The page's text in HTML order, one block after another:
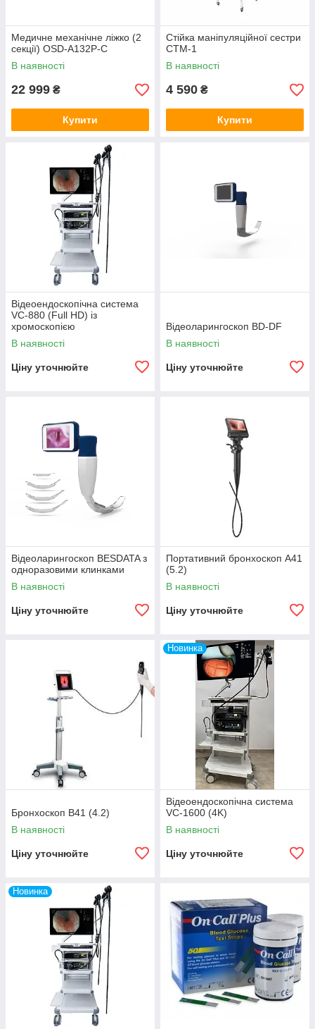
Медичне механічне ліжко (2
секції) OSD-A132P-C
В наявності
22 999 ₴
Купити
Стійка маніпуляційної сестри
СТМ-1
В наявності
4 590 ₴
Купити
Відеоендоскопічна система
VC-880 (Full HD) із
хромоскопією
В наявності
Ціну уточнюйте
Відеоларингоскоп BD-DF
В наявності
Ціну уточнюйте
Відеоларингоскоп BESDATA з
одноразовими клинками
В наявності
Ціну уточнюйте
Портативний бронхоскоп A41
(5.2)
В наявності
Ціну уточнюйте
Бронхоскоп В41 (4.2)
В наявності
Ціну уточнюйте
Новинка
Відеоендоскопічна система
VC-1600 (4K)
В наявності
Ціну уточнюйте
Новинка